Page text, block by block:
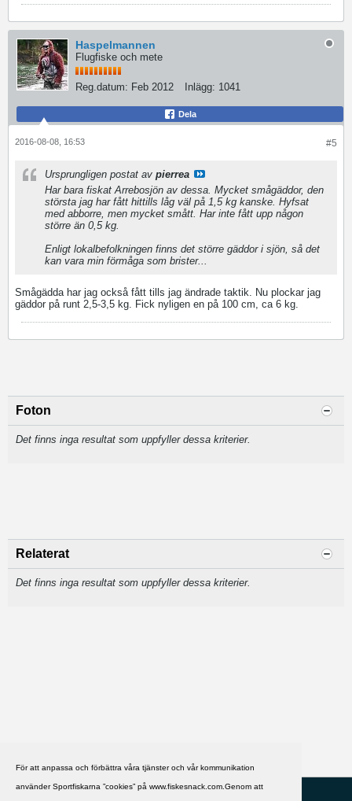
För att anpassa och förbättra våra tjänster och vår kommunikation
använder Sportfiskarna ”cookies” på www.fiskesnack.com.Genom att
Haspelmannen
Flugfiske och mete
Reg.datum: Feb 2012 Inlägg: 1041
Dela
#5
2016-08-08, 16:53
Ursprungligen postat av pierrea
Har bara fiskat Arrebosjön av dessa. Mycket smågäddor, den
största jag har fått hittills låg väl på 1,5 kg kanske. Hyfsat
med abborre, men mycket smått. Har inte fått upp någon
större än 0,5 kg.
Enligt lokalbefolkningen finns det större gäddor i sjön, så det
kan vara min förmåga som brister...
Smågädda har jag också fått tills jag ändrade taktik. Nu plockar jag
gäddor på runt 2,5-3,5 kg. Fick nyligen en på 100 cm, ca 6 kg.
Foton
Det finns inga resultat som uppfyller dessa kriterier.
Relaterat
Det finns inga resultat som uppfyller dessa kriterier.
HJÄLP